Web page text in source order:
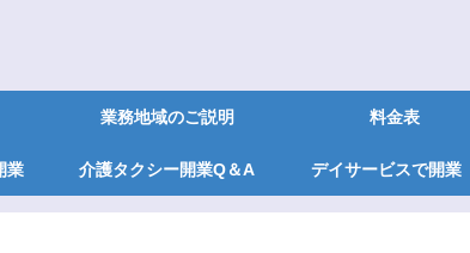
業務地域のご説明 料金表
業 介護タクシー開業Q＆A デイサービスで開業